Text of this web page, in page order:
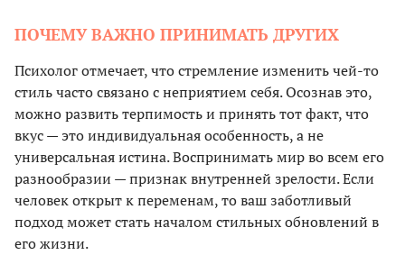
ПОЧЕМУ ВАЖНО ПРИНИМАТЬ ДРУГИХ
Психолог отмечает, что стремление изменить чей-то
стиль часто связано с неприятием себя. Осознав это,
можно развить терпимость и принять тот факт, что
вкус — это индивидуальная особенность, а не
универсальная истина. Воспринимать мир во всем его
разнообразии — признак внутренней зрелости. Если
человек открыт к переменам, то ваш заботливый
подход может стать началом стильных обновлений в
его жизни.